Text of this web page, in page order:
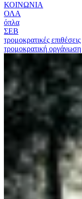
ΚΟΙΝΩΝΙΑ
ΟΛΑ
όπλα
ΣΕΒ
τρομοκρατικές επιθέσεις
τρομοκρατική οργάνωση